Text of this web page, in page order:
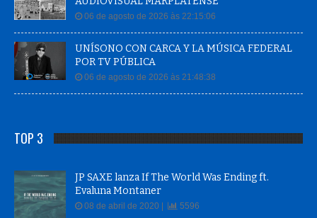
06 de agosto de 2026 às 22:15:06
UNÍSONO CON CARCA Y LA MÚSICA FEDERAL
POR TV PÚBLICA
06 de agosto de 2026 às 21:48:38
TOP 3
JP SAXE lanza If The World Was Ending ft.
Evaluna Montaner
08 de abril de 2020 | 5596